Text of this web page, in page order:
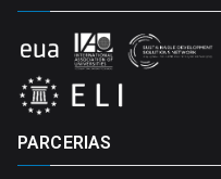
PARCERIAS